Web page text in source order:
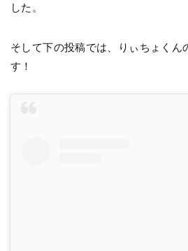
した。
そして下の投稿では、りぃちょくん
す！